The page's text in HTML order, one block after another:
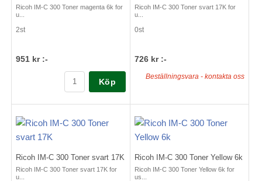
Ricoh IM-C 300 Toner magenta 6k for
u...
2st
951 kr :-
Köp
Ricoh IM-C 300 Toner svart 17K for
u...
0st
726 kr :-
Beställningsvara - kontakta oss
Ricoh IM-C 300 Toner svart 17K
Ricoh IM-C 300 Toner svart 17K for
u...
Ricoh IM-C 300 Toner Yellow 6k
Ricoh IM-C 300 Toner Yellow 6k for
us...